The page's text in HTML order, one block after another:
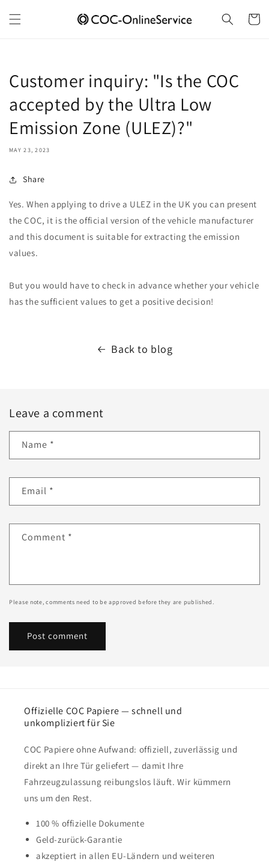
content
Cart
Customer inquiry: "Is the COC
accepted by the Ultra Low
Emission Zone (ULEZ)?"
MAY 23, 2023
Share
Yes. When applying to drive a ULEZ in the UK you can present
the COC, it is the official version of the vehicle manufacturer
and this document is suitable for extracting the emission
values.
But you would have to check in advance whether your vehicle
has the sufficient values to get a positive decision!
Back to blog
Leave a comment
Name *
Email *
Comment *
Please note, comments need to be approved before they are published.
Offizielle COC Papiere — schnell und
unkompliziert für Sie
COC Papiere ohne Aufwand: offiziell, zuverlässig und
direkt an Ihre Tür geliefert — damit Ihre
Fahrzeugzulassung reibungslos läuft. Wir kümmern
uns um den Rest.
100 % offizielle Dokumente
Geld-zurück-Garantie
akzeptiert in allen EU-Ländern und weiteren